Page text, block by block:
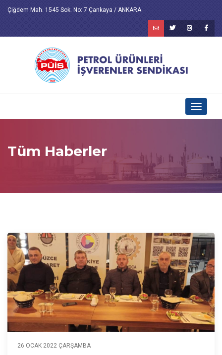
Çiğdem Mah. 1545 Sok. No: 7 Çankaya / ANKARA
Toggle
Tüm Haberler
26 OCAK 2022 ÇARŞAMBA